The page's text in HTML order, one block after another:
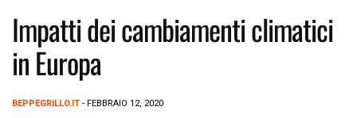
Impatti dei cambiamenti climatici
in Europa
BEPPEGRILLO.IT - FEBBRAIO 12, 2020